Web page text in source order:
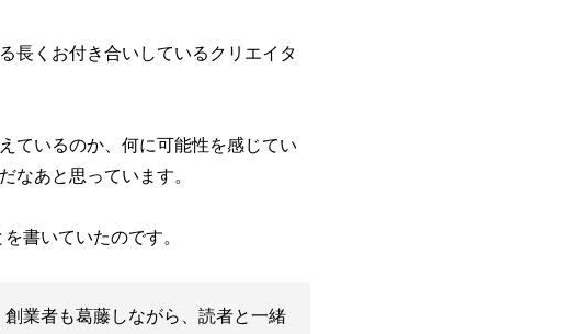
長くお付き合いしているクリエイタ
ているのか、何に可能性を感じてい
なあと思っています。
書いていたのです。
業者も葛藤しながら、読者と一緒